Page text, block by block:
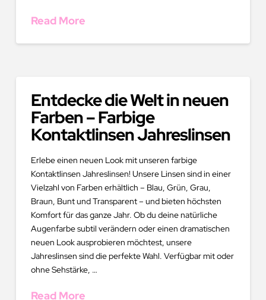
Read More
Entdecke die Welt in neuen
Farben – Farbige
Kontaktlinsen Jahreslinsen
Erlebe einen neuen Look mit unseren farbige
Kontaktlinsen Jahreslinsen! Unsere Linsen sind in einer
Vielzahl von Farben erhältlich – Blau, Grün, Grau,
Braun, Bunt und Transparent – und bieten höchsten
Komfort für das ganze Jahr. Ob du deine natürliche
Augenfarbe subtil verändern oder einen dramatischen
neuen Look ausprobieren möchtest, unsere
Jahreslinsen sind die perfekte Wahl. Verfügbar mit oder
ohne Sehstärke, …
Read More